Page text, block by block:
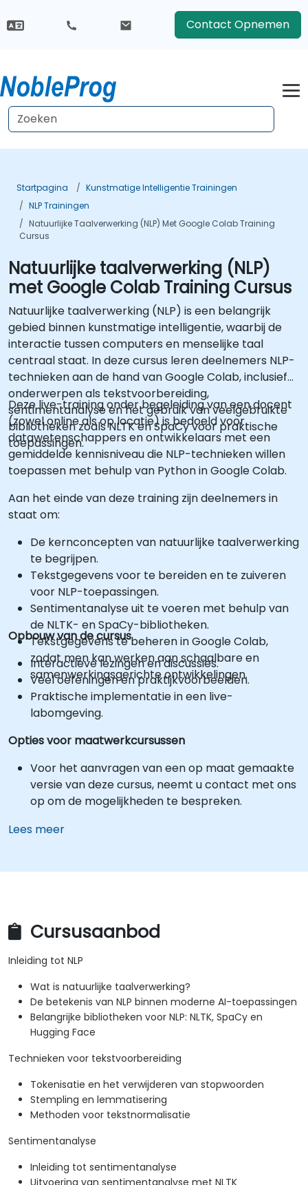
Contact Opnemen
Startpagina
Kunstmatige Intelligentie Trainingen
NLP Trainingen
Natuurlijke Taalverwerking (NLP) Met Google Colab Training
Cursus
Natuurlijke taalverwerking (NLP)
met Google Colab Training Cursus
Natuurlijke taalverwerking (NLP) is een belangrijk
gebied binnen kunstmatige intelligentie, waarbij de
interactie tussen computers en menselijke taal
centraal staat. In deze cursus leren deelnemers NLP-
technieken aan de hand van Google Colab, inclusief
onderwerpen als tekstvoorbereiding,
sentimentanalyse en het gebruik van veelgebruikte
bibliotheken zoals NLTK en SpaCy voor praktische
toepassingen.
Deze live-training onder begeleiding van een docent
(zowel online als op locatie) is bedoeld voor
datawetenschappers en ontwikkelaars met een
gemiddelde kennisniveau die NLP-technieken willen
toepassen met behulp van Python in Google Colab.
Aan het einde van deze training zijn deelnemers in
staat om:
De kernconcepten van natuurlijke taalverwerking
te begrijpen.
Tekstgegevens voor te bereiden en te zuiveren
voor NLP-toepassingen.
Sentimentanalyse uit te voeren met behulp van
de NLTK- en SpaCy-bibliotheken.
Tekstgegevens te beheren in Google Colab,
zodat men kan werken aan schaalbare en
samenwerkingsgerichte ontwikkelingen.
Opbouw van de cursus
Interactieve lezingen en discussies.
Veel oefeningen en praktijkvoorbeelden.
Praktische implementatie in een live-
labomgeving.
Opties voor maatwerkcursussen
Voor het aanvragen van een op maat gemaakte
versie van deze cursus, neemt u contact met ons
op om de mogelijkheden te bespreken.
Lees meer
Cursusaanbod
Inleiding tot NLP
Wat is natuurlijke taalverwerking?
De betekenis van NLP binnen moderne AI-toepassingen
Belangrijke bibliotheken voor NLP: NLTK, SpaCy en
Hugging Face
Technieken voor tekstvoorbereiding
Tokenisatie en het verwijderen van stopwoorden
Stempling en lemmatisering
Methoden voor tekstnormalisatie
Sentimentanalyse
Inleiding tot sentimentanalyse